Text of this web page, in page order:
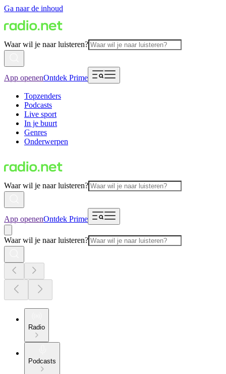
Ga naar de inhoud
Waar wil je naar luisteren?
App openenOntdek Prime
Topzenders
Podcasts
Live sport
In je buurt
Genres
Onderwerpen
Waar wil je naar luisteren?
App openenOntdek Prime
Waar wil je naar luisteren?
Radio
Podcasts